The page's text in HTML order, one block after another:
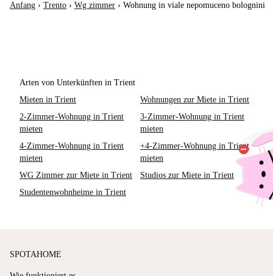
Anfang › Trento › Wg zimmer › Wohnung in viale nepomuceno bolognini
Arten von Unterkünften in Trient
Mieten in Trient
Wohnungen zur Miete in Trient
2-Zimmer-Wohnung in Trient
mieten
3-Zimmer-Wohnung in Trient
mieten
4-Zimmer-Wohnung in Trient
mieten
+4-Zimmer-Wohnung in Trient
mieten
WG Zimmer zur Miete in Trient
Studios zur Miete in Trient
Studentenwohnheime in Trient
SPOTAHOME